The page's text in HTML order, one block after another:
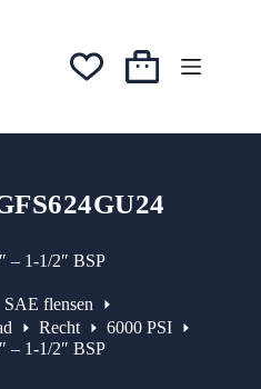
Winkelwagen
– 1-1/2″ BSP
SAE flensen
Recht
6000 PSI
– 1-1/2″ BSP